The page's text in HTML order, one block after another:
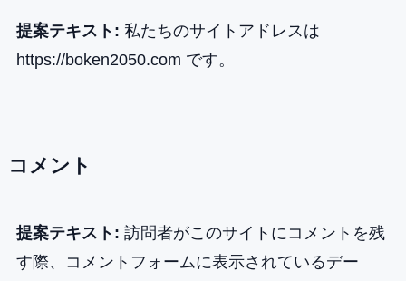
提案テキスト: 私たちのサイトアドレスは
https://boken2050.com です。
コメント
提案テキスト: 訪問者がこのサイトにコメントを残
す際、コメントフォームに表示されているデー